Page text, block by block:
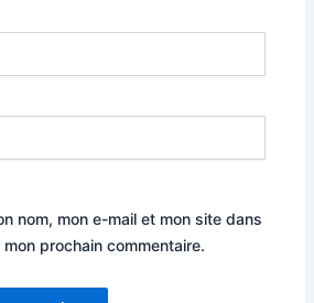
nom, mon e-mail et mon site dans
prochain commentaire.